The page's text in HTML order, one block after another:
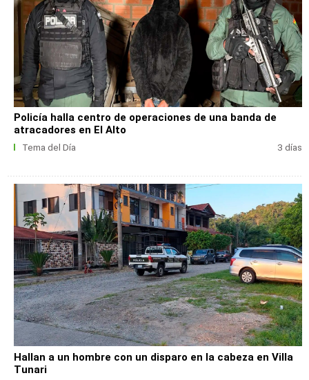
Policía halla centro de operaciones de una banda de
atracadores en El Alto
Tema del Día 3 días
Hallan a un hombre con un disparo en la cabeza en Villa
Tunari